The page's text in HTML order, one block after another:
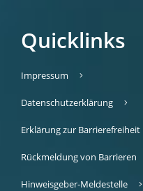
Quicklinks
Impressum
Datenschutzerklärung
Erklärung zur Barrierefreiheit
Rückmeldung von Barrieren
Hinweisgeber-Meldestelle